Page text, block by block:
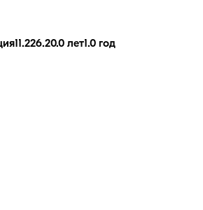
11.226.20.0 лет1.0 год